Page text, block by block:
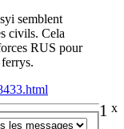
semblent
civils. Cela
RUS pour
1 x